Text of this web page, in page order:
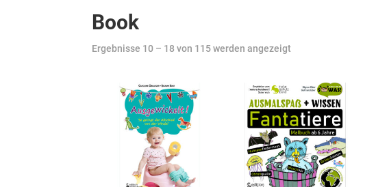
Book
Ergebnisse 10 – 18 von 115 werden angezeigt